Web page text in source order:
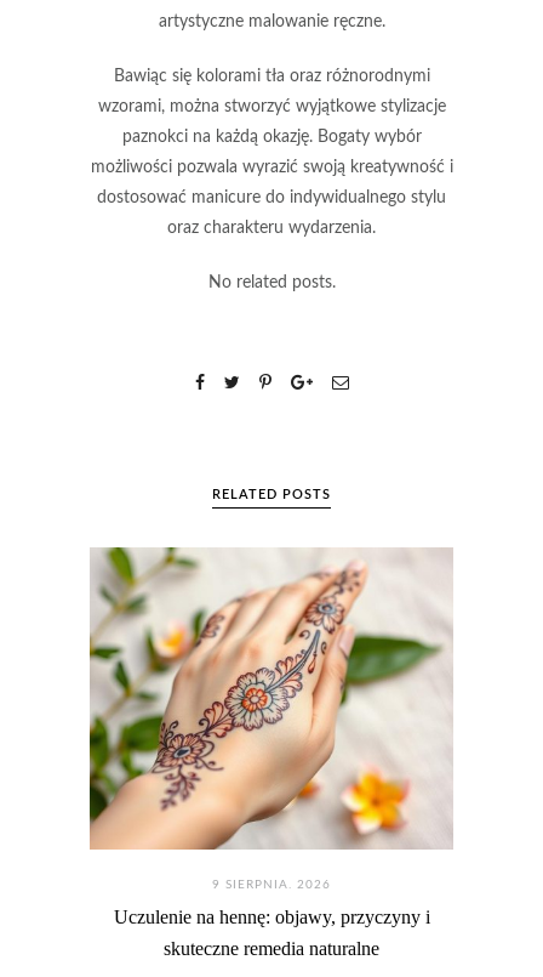
artystyczne malowanie ręczne.
Bawiąc się kolorami tła oraz różnorodnymi
wzorami, można stworzyć wyjątkowe stylizacje
paznokci na każdą okazję. Bogaty wybór
możliwości pozwala wyrazić swoją kreatywność i
dostosować manicure do indywidualnego stylu
oraz charakteru wydarzenia.
No related posts.
RELATED POSTS
9 SIERPNIA. 2026
Uczulenie na hennę: objawy, przyczyny i
skuteczne remedia naturalne